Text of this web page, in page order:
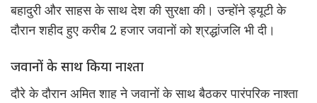
बहादुरी और साहस के साथ देश की सुरक्षा की। उन्होंने ड्यूटी के
दौरान शहीद हुए करीब 2 हजार जवानों को श्रद्धांजलि भी दी।
जवानों के साथ किया नाश्ता
दौरे के दौरान अमित शाह ने जवानों के साथ बैठकर पारंपरिक नाश्ता